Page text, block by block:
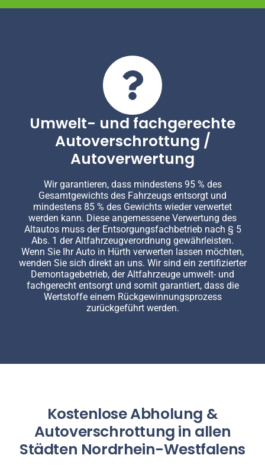
Umwelt- und fachgerechte
Autoverschrottung /
Autoverwertung
Wir garantieren, dass mindestens 95 % des
Gesamtgewichts des Fahrzeugs entsorgt und
mindestens 85 % des Gewichts wieder verwertet
werden kann. Diese angemessene Verwertung des
Altautos muss der Entsorgungsfachbetrieb nach § 5
Abs. 1 der Altfahrzeugverordnung gewährleisten.
Wenn Sie Ihr Auto in Hürth verwerten lassen möchten,
wenden Sie sich direkt an uns. Wir sind ein zertifizierter
Demontagebetrieb, der Altfahrzeuge umwelt- und
fachgerecht entsorgt und somit garantiert, dass die
Wertstoffe einem Rückgewinnungsprozess
zurückgeführt werden.
Kostenlose Abholung &
Autoverschrottung in allen
Städten Nordrhein-Westfalens